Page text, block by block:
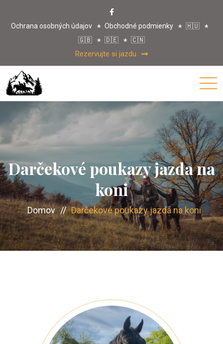
Ochrana osobných údajov Obchodné podmienky
🇭🇺
🇬🇧
🇩🇪 🇨🇳
Rezervujte si jazdu
Darčekové poukazy jazda na
koni
Domov // Darčekové poukazy jazda na koni